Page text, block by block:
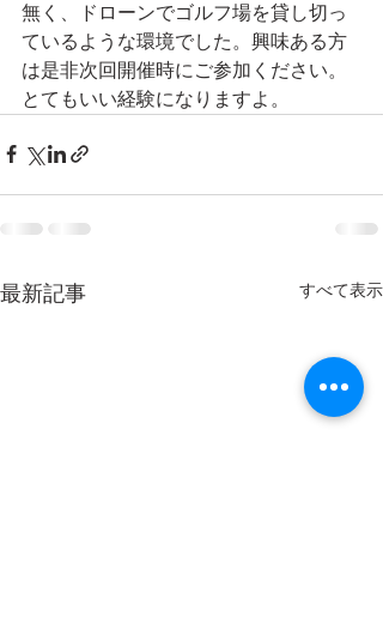
無く、ドローンでゴルフ場を貸し切っ
ているような環境でした。興味ある方
は是非次回開催時にご参加ください。
とてもいい経験になりますよ。
最新記事 すべて表示